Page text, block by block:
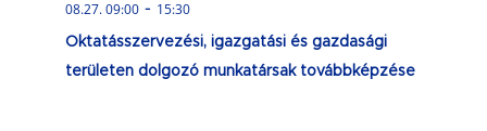
08.27. 09:00 - 15:30
Oktatásszervezési, igazgatási és gazdasági
területen dolgozó munkatársak továbbképzése